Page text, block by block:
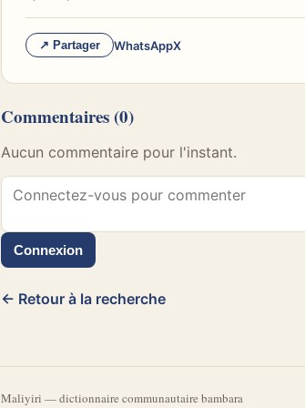
↗ Partager WhatsAppX
Commentaires (0)
Aucun commentaire pour l'instant.
Connexion
← Retour à la recherche
Maliyiri —dictionnaire communautaire bambara